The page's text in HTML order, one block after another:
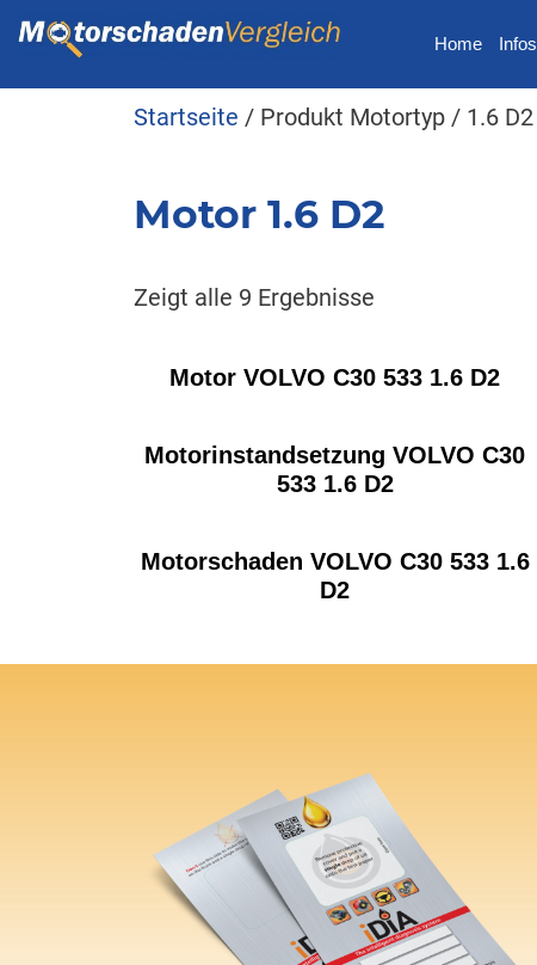
Home Infos
Startseite / Produkt Motortyp / 1.6 D2
Motor 1.6 D2
Zeigt alle 9 Ergebnisse
Motor VOLVO C30 533 1.6 D2
Motorinstandsetzung VOLVO C30
533 1.6 D2
Motorschaden VOLVO C30 533 1.6
D2